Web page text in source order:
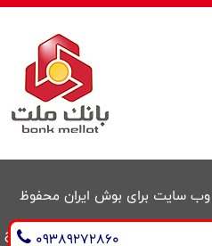
09389272860
سایت برای بوش ایران محفوظ
طراحی سایت و سئو : ایران طراح